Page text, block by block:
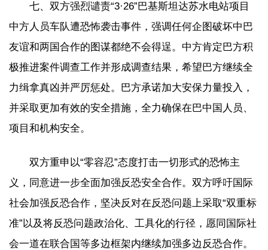
七、双方强烈谴责“3·26”巴基斯坦达苏水电站项目
中方人员车队遭恐怖袭击事件，强调任何企图破坏中巴
友谊和两国合作的图谋都绝不会得逞。中方肯定巴方积
极推进案件调查工作并形成调查结果，希望巴方继续全
力缉拿真凶并严厉惩处。巴方承诺加大安保力量投入，
并采取更加有效的安全措施，全力确保在巴中国人员、
项目和机构安全。
双方重申以“零容忍”态度打击一切形式的恐怖主
义，同意进一步全面加强反恐安全合作。双方呼吁国际
社会加强反恐合作，坚决反对在反恐问题上采取“双重标
准”以及将反恐问题政治化、工具化的行径，愿同国际社
会一道在联合国等多边框架内继续加强多边反恐合作。